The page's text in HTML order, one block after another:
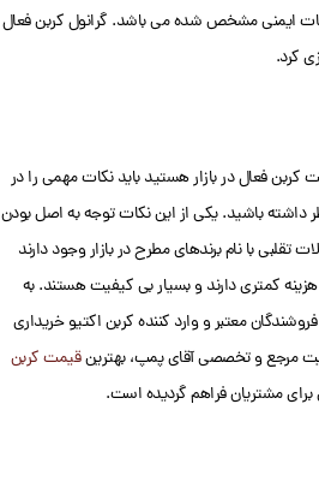
ایمنی مشخص شده می باشد. گرانول کربن فعال
کرد.
کربن فعال در بازار هستید باید نکات مهمی را در
داشته باشید. یکی از این نکات توجه به اصل بودن
با نام برندهای مطرح در بازار وجود دارند
کمتری دارند و بسیار بی کیفیت هستند. به
معتبر و وارد کننده کربن اکتیو خریداری
مرجع و تخصصی آقای پمپ، بهترینقیمت کربن
برای مشتریان فراهم گردیده است.